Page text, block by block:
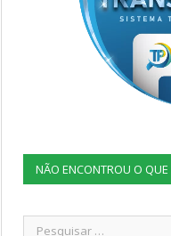
NÃO ENCONTROU O QUE